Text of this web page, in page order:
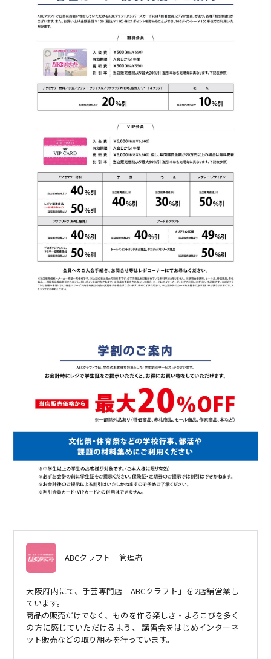
ABCクラフト 管理者
大阪府内にて、手芸専門店「ABCクラフト」を2店舗営業し
ています。
商品の販売だけでなく、ものを作る楽しさ・よろこびを多く
の方に感じていただけるよう、 講習会をはじめインターネ
ット販売などの取り組みを行っています。